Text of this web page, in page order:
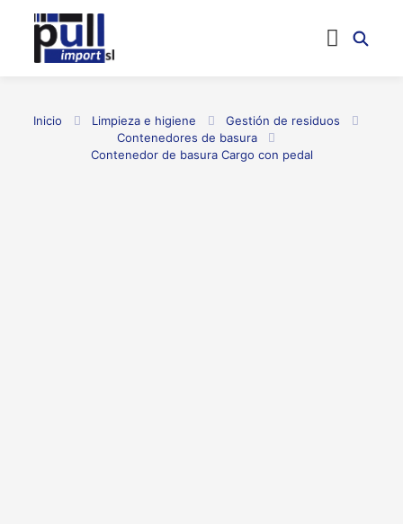
Inicio Limpieza e higiene
Gestión de residuos
Contenedores de basura
Contenedor de basura Cargo con pedal